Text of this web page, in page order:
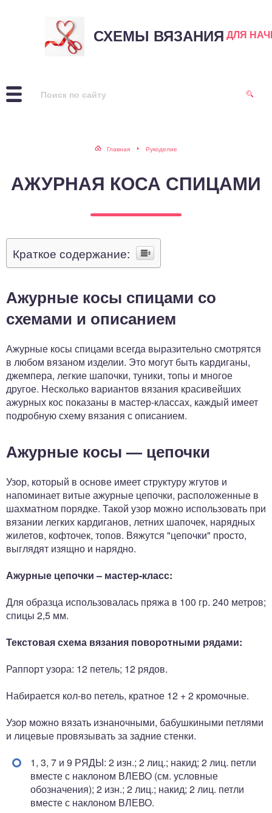
СХЕМЫ ВЯЗАНИЯ ДЛЯ
Главная Рукоделие
АЖУРНАЯ КОСА СПИЦАМИ
Краткое содержание:
Ажурные косы спицами со
схемами и описанием
Ажурные косы спицами всегда выразительно смотрятся
в любом вязаном изделии. Это могут быть кардиганы,
джемпера, легкие шапочки, туники, топы и многое
другое. Несколько вариантов вязания красивейших
ажурных кос показаны в мастер-классах, каждый имеет
подробную схему вязания с описанием.
Ажурные косы — цепочки
Узор, который в основе имеет структуру жгутов и
напоминает витые ажурные цепочки, расположенные в
шахматном порядке. Такой узор можно использовать при
вязании легких кардиганов, летних шапочек, нарядных
жилетов, кофточек, топов. Вяжутся "цепочки" просто,
выглядят изящно и нарядно.
Ажурные цепочки – мастер-класс:
Для образца использовалась пряжа в 100 гр. 240 метров;
спицы 2,5 мм.
Текстовая схема вязания поворотными рядами:
Раппорт узора: 12 петель; 12 рядов.
Набирается кол-во петель, кратное 12 + 2 кромочные.
Узор можно вязать изнаночными, бабушкиными петлями
и лицевые провязывать за задние стенки.
1, 3, 7 и 9 РЯДЫ: 2 изн.; 2 лиц.; накид; 2 лиц. петли
вместе с наклоном ВЛЕВО (см. условные
обозначения); 2 изн.; 2 лиц.; накид; 2 лиц. петли
вместе с наклоном ВЛЕВО.